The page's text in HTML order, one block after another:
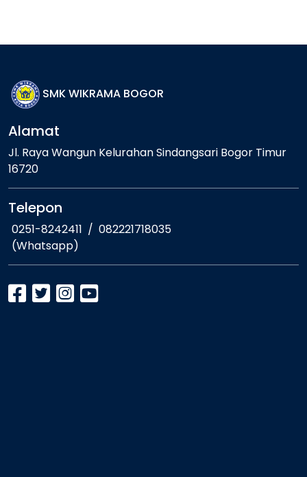
SMK WIKRAMA BOGOR
Alamat
Jl. Raya Wangun Kelurahan Sindangsari Bogor Timur
16720
Telepon
0251-8242411 / 082221718035
(Whatsapp)